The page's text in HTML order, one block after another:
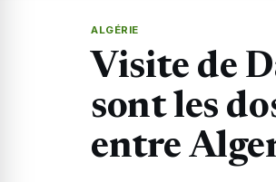
ALGÉRIE
Visite de
sont les
entre